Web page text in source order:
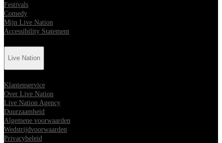
Festivals
Comedy
Mijn Live Nation
Accessibility Statement
Live Nation
Klantenservice
Over Live Nation
Live Nation Agency
Duurzaamheid
Algemene voorwaarden
Wedstrijdvoorwaarden
Privacybeleid